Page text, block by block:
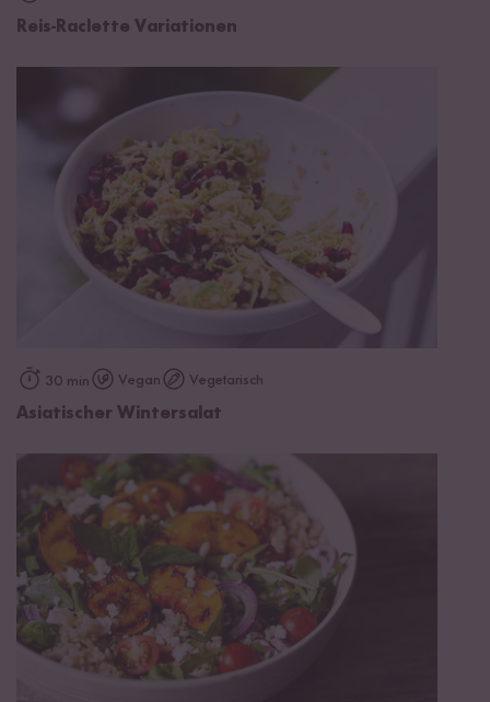
Reis-Raclette Variationen
30 min Vegan Vegetarisch
Asiatischer Wintersalat